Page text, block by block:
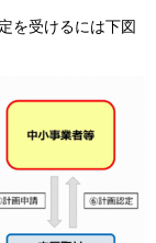
を受けるには下図